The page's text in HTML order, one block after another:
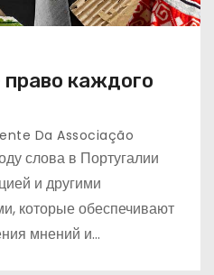
каждого
Da Associação
слова в Португалии
и другими
которые обеспечивают
мнений и…